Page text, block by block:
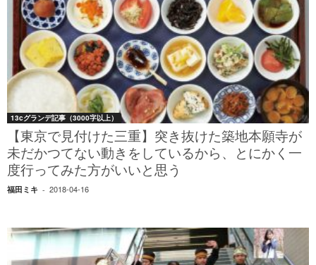
13cグランデ記事（3000字以上）
【東京で見付けた三重】突き抜けた築地本願寺が
未だかつてない動きをしているから、とにかく一
度行ってみた方がいいと思う
福田ミキ - 2018-04-16